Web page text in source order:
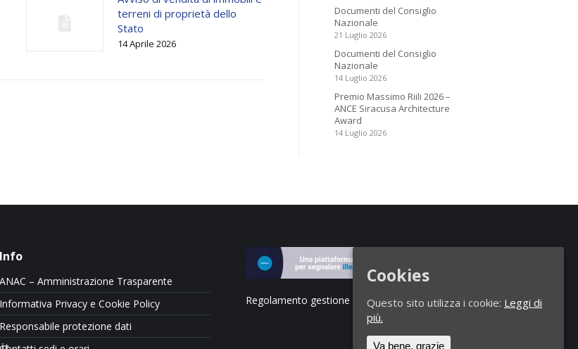
terreni di proprietà dello
Stato
14 Aprile 2026
Documenti del Consiglio
Nazionale
21 Luglio 2026
Documenti del Consiglio
Nazionale
14 Luglio 2026
Premio Massimo Riili 2026 –
ANCE Siracusa Architecture
Award
14 Luglio 2026
Info
ANAC – Amministrazione Trasparente
Informativa Privacy e Cookie Policy
Responsabile protezione dati
Regolamento gestione segnalazioni di illeciti
Cookies
Questo sito utilizza i cookie: Leggi di
più.
Va bene, grazie